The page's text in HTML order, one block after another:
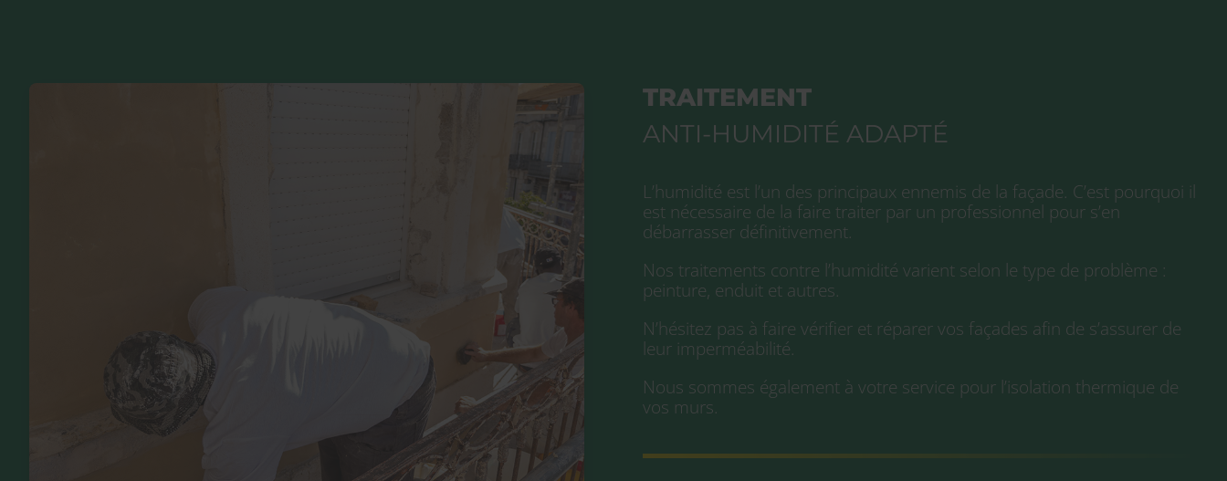
TRAITEMENT
ANTI-HUMIDITÉ ADAPTÉ
L’humidité est l’un des principaux ennemis de la façade. C’est pourquoi il
est nécessaire de la faire traiter par un professionnel pour s’en
débarrasser définitivement.
Nos traitements contre l’humidité varient selon le type de problème :
peinture, enduit et autres.
N’hésitez pas à faire vérifier et réparer vos façades afin de s’assurer de
leur imperméabilité.
Nous sommes également à votre service pour l’isolation thermique de
vos murs.